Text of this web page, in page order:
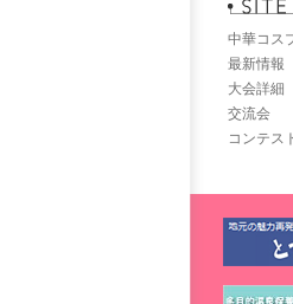
中華コス
最新情報
大会詳細
交流会
コンテス